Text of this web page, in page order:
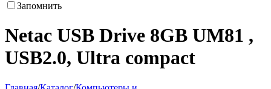
Запомнить
Netac USB Drive 8GB UM81 ,
USB2.0, Ultra compact